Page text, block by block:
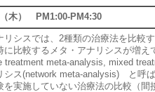
木） PM1:00-PM4:30
リシスでは、2種類の治療法を比較
に比較するメタ・アナリシスが増
treatment meta-analysis, mixed
シス(network meta-analysis) と呼
を実施していない治療法の比較（